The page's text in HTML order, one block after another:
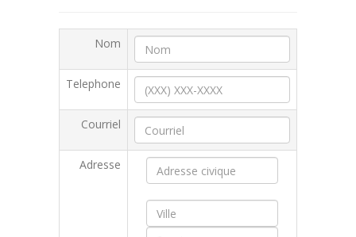
Nom
Telephone
Courriel
Adresse